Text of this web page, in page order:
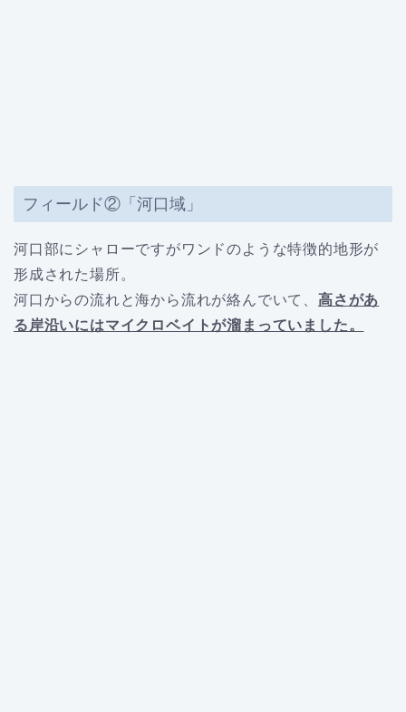
フィールド②「河口域」
河口部にシャローですがワンドのような特徴的地形が
形成された場所。
河口からの流れと海から流れが絡んでいて、 高さがあ
る岸沿いにはマイクロベイトが溜まっていました。